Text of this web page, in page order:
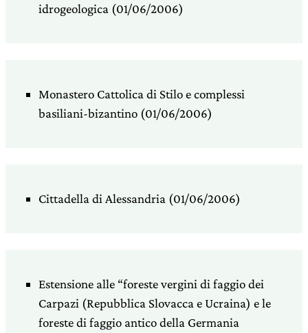
idrogeologica (01/06/2006)
Monastero Cattolica di Stilo e complessi
basiliani-bizantino (01/06/2006)
Cittadella di Alessandria (01/06/2006)
Estensione alle “foreste vergini di faggio dei
Carpazi (Repubblica Slovacca e Ucraina) e le
foreste di faggio antico della Germania